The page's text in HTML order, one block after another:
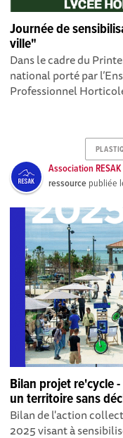
Journée de
ville"
Dans le cadre du
national porté par
Professionnel
Association RESAK
ressource publiée
Bilan projet re'cycle
un territoire sans
Bilan de l'action
2025 visant à